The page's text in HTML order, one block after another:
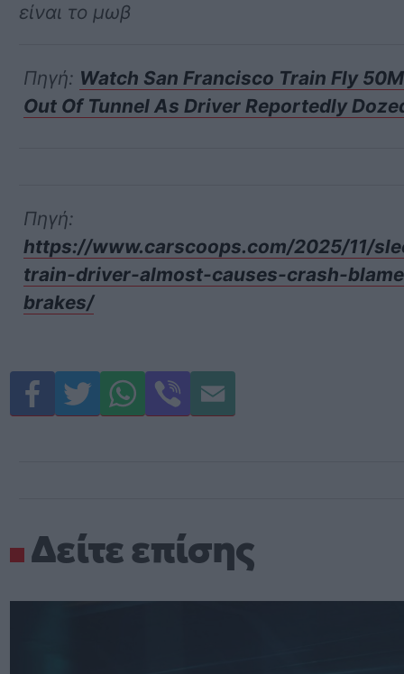
είναι το μωβ
Πηγή: Watch San Francisco Train Fly
Out Of Tunnel As Driver Reportedly
Πηγή:
https://www.carscoops.com/2025/11/
train-driver-almost-causes-crash-
brakes/
Δείτε επίσης